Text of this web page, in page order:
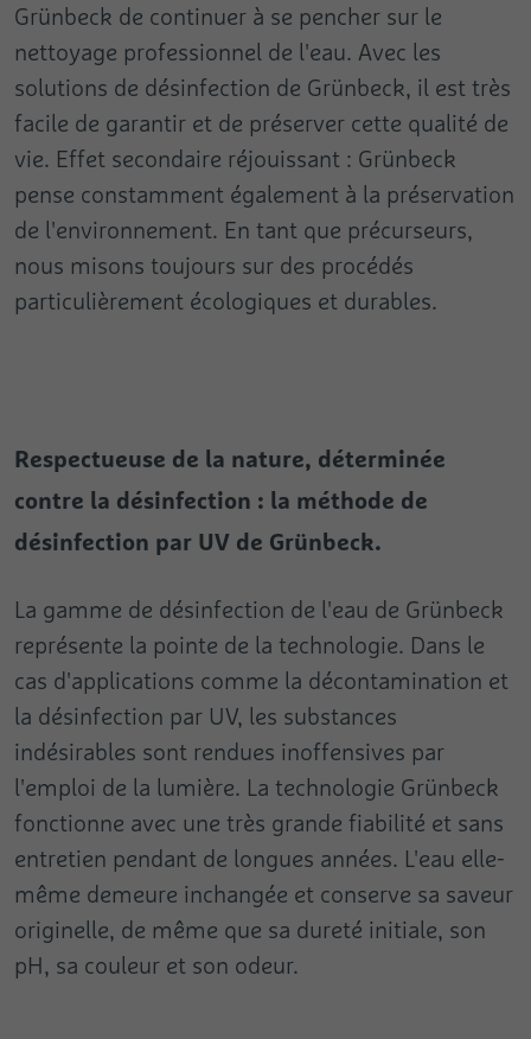
Grünbeck de continuer à se pencher sur le
nettoyage professionnel de l'eau. Avec les
solutions de désinfection de Grünbeck, il est très
facile de garantir et de préserver cette qualité de
vie. Effet secondaire réjouissant : Grünbeck
pense constamment également à la préservation
de l'environnement. En tant que précurseurs,
nous misons toujours sur des procédés
particulièrement écologiques et durables.
Respectueuse de la nature, déterminée
contre la désinfection : la méthode de
désinfection par UV de Grünbeck.
La gamme de désinfection de l'eau de Grünbeck
représente la pointe de la technologie. Dans le
cas d'applications comme la décontamination et
la désinfection par UV, les substances
indésirables sont rendues inoffensives par
l'emploi de la lumière. La technologie Grünbeck
fonctionne avec une très grande fiabilité et sans
entretien pendant de longues années. L'eau elle-
même demeure inchangée et conserve sa saveur
originelle, de même que sa dureté initiale, son
pH, sa couleur et son odeur.